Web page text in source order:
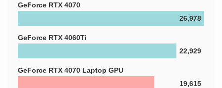
GeForce RTX 4070
26,978
GeForce RTX 4060Ti
22,929
GeForce RTX 4070 Laptop GPU
19,615